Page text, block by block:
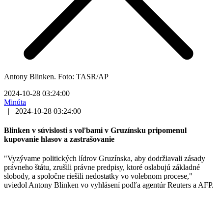
Antony Blinken. Foto: TASR/AP
2024-10-28 03:24:00
Minúta
|
2024-10-28 03:24:00
Blinken v súvislosti s voľbami v Gruzínsku pripomenul
kupovanie hlasov a zastrašovanie
"Vyzývame politických lídrov Gruzínska, aby dodržiavali zásady
právneho štátu, zrušili právne predpisy, ktoré oslabujú základné
slobody, a spoločne riešili nedostatky vo volebnom procese,"
uviedol Antony Blinken vo vyhlásení podľa agentúr Reuters a AFP.